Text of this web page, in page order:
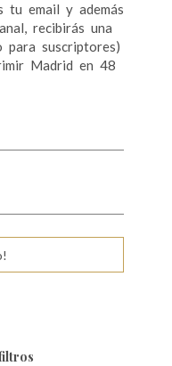
tu email y además
recibirás una
para suscriptores)
Madrid en 48